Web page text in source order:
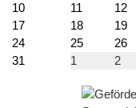
10
11 12
17
18 19
24
25 26
31
1 2